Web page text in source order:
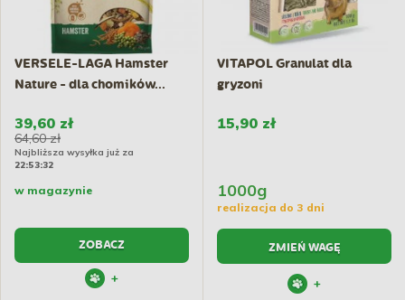
VERSELE-LAGA Hamster
Nature - dla chomików...
39,60 zł
Najbliższa wysyłka już za
22:53:31
64,60 zł
w magazynie
ZOBACZ
+
VITAPOL Granulat dla
gryzoni
15,90 zł
1000g
realizacja do 3 dni
ZMIEŃ WAGĘ
+